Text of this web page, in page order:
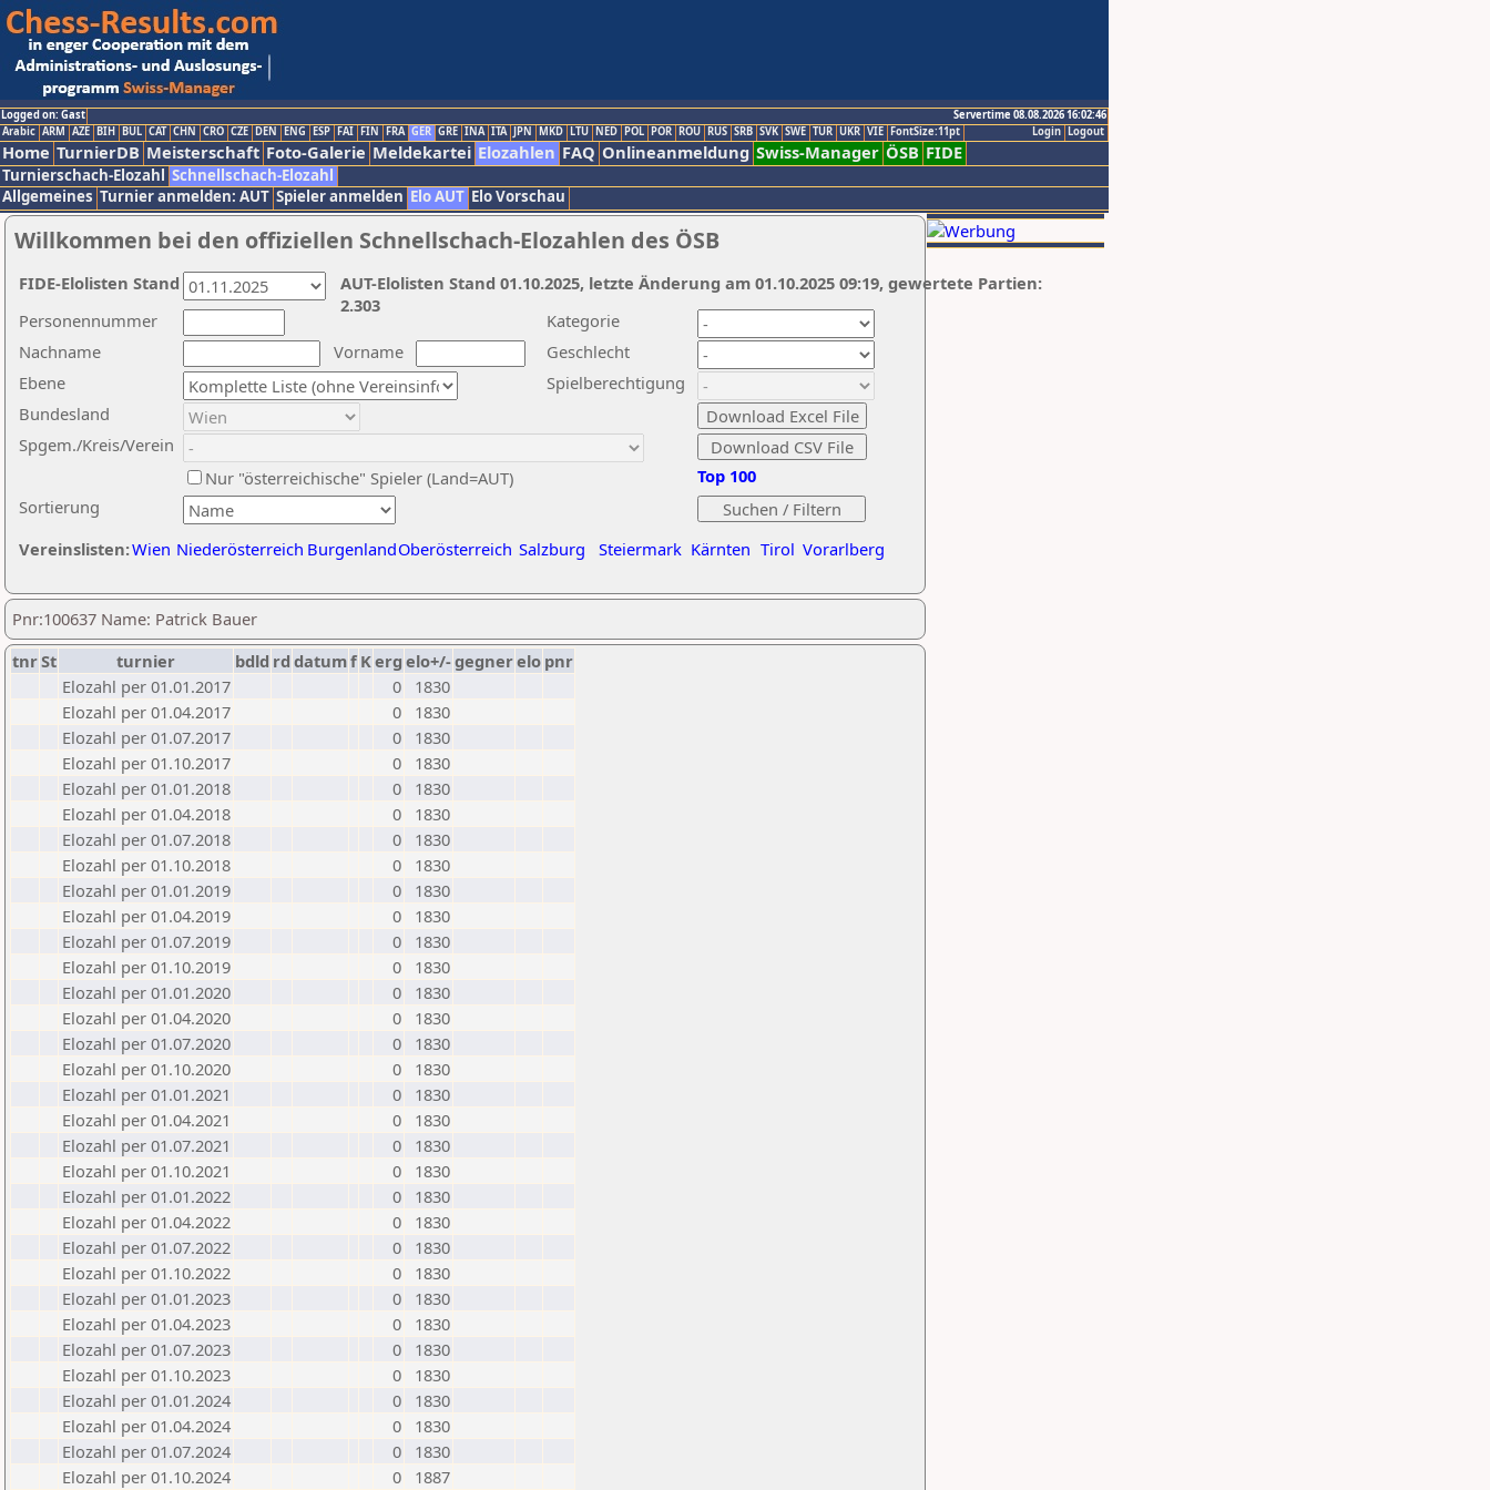
Logged on: Gast
Servertime 08.08.2026 16:02:46
Logout
Login
Arabic ARM AZE BIH BUL CAT CHN CRO CZE DEN ENG ESP FAI FIN FRA GER GRE INA ITA JPN MKD LTU NED POL POR ROU RUS SRB SVK SWE TUR UKR VIE FontSize:11pt
Home TurnierDB Meisterschaft Foto-Galerie Meldekartei Elozahlen FAQ Onlineanmeldung Swiss-Manager ÖSB FIDE
Turnierschach-Elozahl Schnellschach-Elozahl
Allgemeines Turnier anmelden: AUT Spieler anmelden Elo AUT Elo Vorschau
Willkommen bei den offiziellen Schnellschach-Elozahlen des ÖSB
Nachname
Vorname
Ebene
Kategorie
Sortierung
Personennummer
Bundesland
Spgem./Kreis/Verein
Geschlecht
Nur "österreichische" Spieler (Land=AUT)
Spielberechtigung
Vereinslisten:Wien Niederösterreich BurgenlandOberösterreich Salzburg Steiermark Kärnten Tirol Vorarlberg
Top 100
AUT-Elolisten Stand 01.10.2025, letzte Änderung am 01.10.2025 09:19, gewertete Partien:
2.303
FIDE-Elolisten Stand
Pnr:100637 Name: Patrick Bauer
tnrSt turnier bdld rd datumf Kerg elo+/-gegnerelo pnr
Elozahl per 01.01.2017
0
1830
Elozahl per 01.04.2017
0
1830
Elozahl per 01.07.2017
0
1830
Elozahl per 01.10.2017
0
1830
Elozahl per 01.01.2018
0
1830
Elozahl per 01.04.2018
0
1830
Elozahl per 01.07.2018
0
1830
Elozahl per 01.10.2018
0
1830
Elozahl per 01.01.2019
0
1830
Elozahl per 01.04.2019
0
1830
Elozahl per 01.07.2019
0
1830
Elozahl per 01.10.2019
0
1830
Elozahl per 01.01.2020
0
1830
Elozahl per 01.04.2020
0
1830
Elozahl per 01.07.2020
0
1830
Elozahl per 01.10.2020
0
1830
Elozahl per 01.01.2021
0
1830
Elozahl per 01.04.2021
0
1830
Elozahl per 01.07.2021
0
1830
Elozahl per 01.10.2021
0
1830
Elozahl per 01.01.2022
0
1830
Elozahl per 01.04.2022
0
1830
Elozahl per 01.07.2022
0
1830
Elozahl per 01.10.2022
0
1830
Elozahl per 01.01.2023
0
1830
Elozahl per 01.04.2023
0
1830
Elozahl per 01.07.2023
0
1830
Elozahl per 01.10.2023
0
1830
Elozahl per 01.01.2024
0
1830
Elozahl per 01.04.2024
0
1830
Elozahl per 01.07.2024
0
1830
Elozahl per 01.10.2024
0 1887